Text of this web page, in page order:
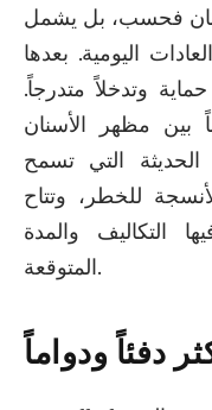
فحسب، بل يشمل
اليومية. بعدها
وتدخلاً متدرجاً.
بين مظهر الأسنان
الحديثة التي تسمح
للخطر، وتتاح
التكاليف والمدة
المتوقعة.
دفئاً ودواماً